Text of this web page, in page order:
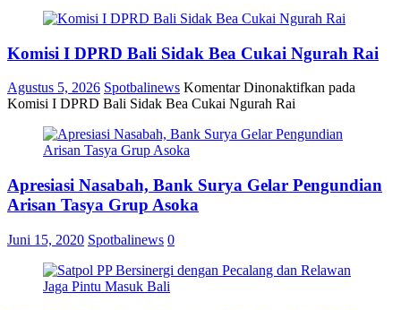
Komisi I DPRD Bali Sidak Bea Cukai Ngurah Rai
Agustus 5, 2026 Spotbalinews Komentar Dinonaktifkan pada
Komisi I DPRD Bali Sidak Bea Cukai Ngurah Rai
Apresiasi Nasabah, Bank Surya Gelar Pengundian
Arisan Tasya Grup Asoka
Juni 15, 2020 Spotbalinews 0